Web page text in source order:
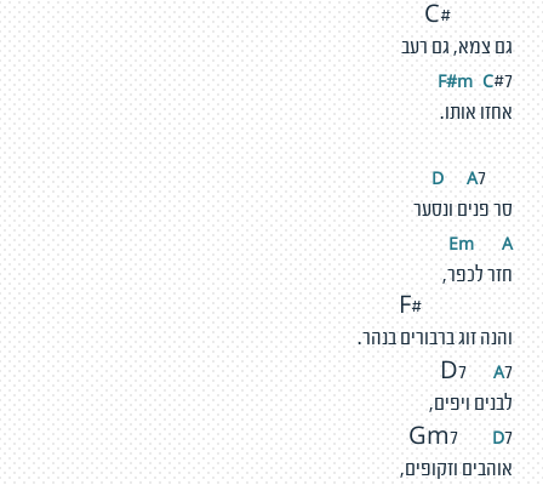
#C
גם צמא, גם רעב
F#m C#7
אחזו אותו.
A7
סר פנים ונסער
Em A
חזר לכפר,
#F
והנה זוג ברבורים בנהר.
D7
A7
לבנים ויפים,
Gm7
D7
אוהבים וזקופים,